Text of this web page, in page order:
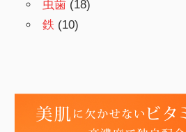
虫歯 (18)
鉄 (10)